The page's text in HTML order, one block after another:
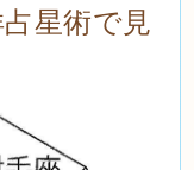
星術で見